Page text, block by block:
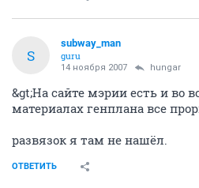
S
subway_man
guru
14 ноября 2007 hungar
&gt;На сайте мэрии есть и во
материалах генплана все
развязок я там не нашёл.
ОТВЕТИТЬ